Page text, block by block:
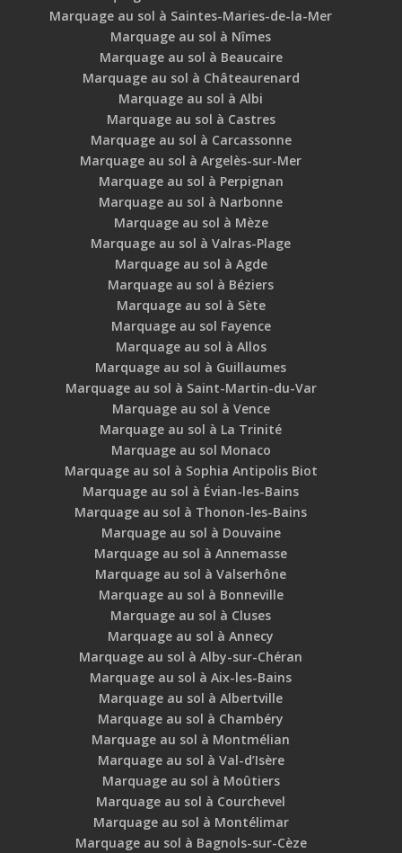
Marquage au sol à Saintes-Maries-de-la-Mer
Marquage au sol à Nîmes
Marquage au sol à Beaucaire
Marquage au sol à Châteaurenard
Marquage au sol à Albi
Marquage au sol à Castres
Marquage au sol à Carcassonne
Marquage au sol à Argelès-sur-Mer
Marquage au sol à Perpignan
Marquage au sol à Narbonne
Marquage au sol à Mèze
Marquage au sol à Valras-Plage
Marquage au sol à Agde
Marquage au sol à Béziers
Marquage au sol à Sète
Marquage au sol Fayence
Marquage au sol à Allos
Marquage au sol à Guillaumes
Marquage au sol à Saint-Martin-du-Var
Marquage au sol à Vence
Marquage au sol à La Trinité
Marquage au sol Monaco
Marquage au sol à Sophia Antipolis Biot
Marquage au sol à Évian-les-Bains
Marquage au sol à Thonon-les-Bains
Marquage au sol à Douvaine
Marquage au sol à Annemasse
Marquage au sol à Valserhône
Marquage au sol à Bonneville
Marquage au sol à Cluses
Marquage au sol à Annecy
Marquage au sol à Alby-sur-Chéran
Marquage au sol à Aix-les-Bains
Marquage au sol à Albertville
Marquage au sol à Chambéry
Marquage au sol à Montmélian
Marquage au sol à Val-d’Isère
Marquage au sol à Moûtiers
Marquage au sol à Courchevel
Marquage au sol à Montélimar
Marquage au sol à Bagnols-sur-Cèze